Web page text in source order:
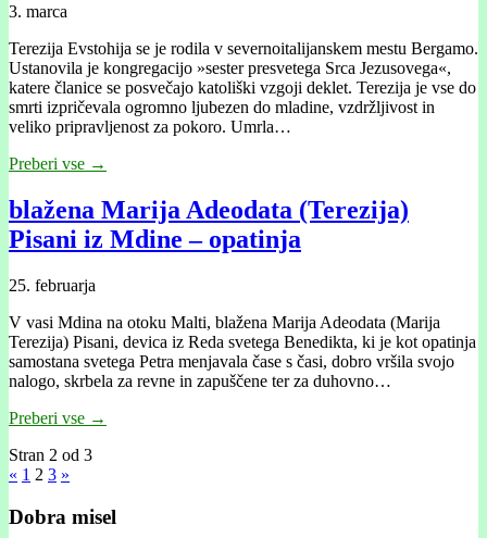
3. marca
Terezija Evstohija se je rodila v severnoitalijanskem mestu Bergamo.
Ustanovila je kongregacijo »sester presvetega Srca Jezusovega«,
katere članice se posvečajo katoliški vzgoji deklet. Terezija je vse do
smrti izpričevala ogromno ljubezen do mladine, vzdržljivost in
veliko pripravljenost za pokoro. Umrla…
Preberi vse →
blažena Marija Adeodata (Terezija)
Pisani iz Mdine – opatinja
25. februarja
V vasi Mdina na otoku Malti, blažena Marija Adeodata (Marija
Terezija) Pisani, devica iz Reda svetega Benedikta, ki je kot opatinja
samostana svetega Petra menjavala čase s časi, dobro vršila svojo
nalogo, skrbela za revne in zapuščene ter za duhovno…
Preberi vse →
Stran 2 od 3
« 1 2 3 »
Dobra misel